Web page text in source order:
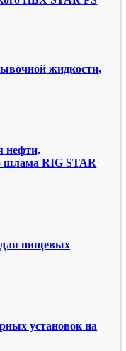
жидкости,
нефти,
шлама RIG STAR
пищевых
установок на